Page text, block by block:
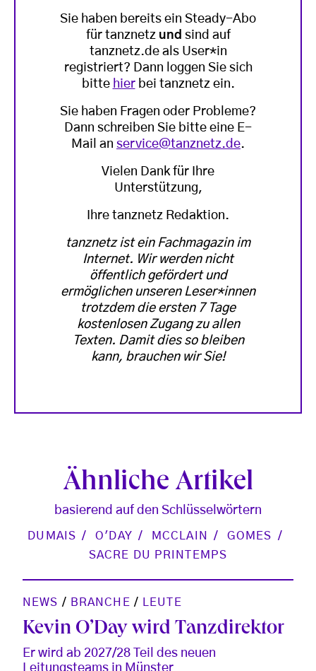
Sie haben bereits ein Steady-Abo
für tanznetz und sind auf
tanznetz.de als User*in
registriert? Dann loggen Sie sich
bitte hierbei tanznetz ein.
Sie haben Fragen oder Probleme?
Dann schreiben Sie bitte eine E-
Mail an service@tanznetz.de.
Vielen Dank für Ihre
Unterstützung,
Ihre tanznetz Redaktion.
tanznetz ist ein Fachmagazin im
Internet. Wir werden nicht
öffentlich gefördert und
ermöglichen unseren Leser*innen
trotzdem die ersten 7 Tage
kostenlosen Zugang zu allen
Texten. Damit dies so bleiben
kann, brauchen wir Sie!
Ähnliche Artikel
basierend auf den Schlüsselwörtern
DUMAIS O'DAY MCCLAIN
GOMES
SACRE DU PRINTEMPS
NEWS / BRANCHE / LEUTE
Kevin O’Day wird Tanzdirektor
Er wird ab 2027/28 Teil des neuen
Leitungsteams in Münster